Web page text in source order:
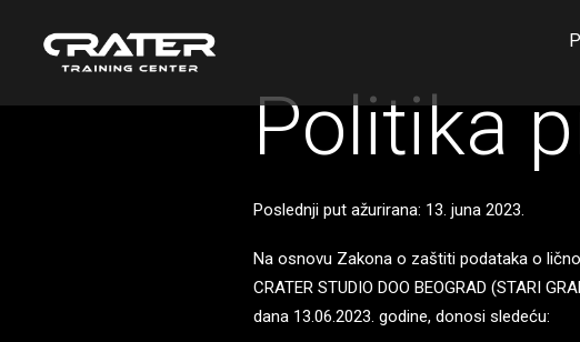
Politika
Poslednji put ažurirana: 13. juna 2023.
Na osnovu Zakona o zaštiti podataka o
CRATER STUDIO DOO BEOGRAD (STARI
dana 13.06.2023. godine, donosi sledeću: